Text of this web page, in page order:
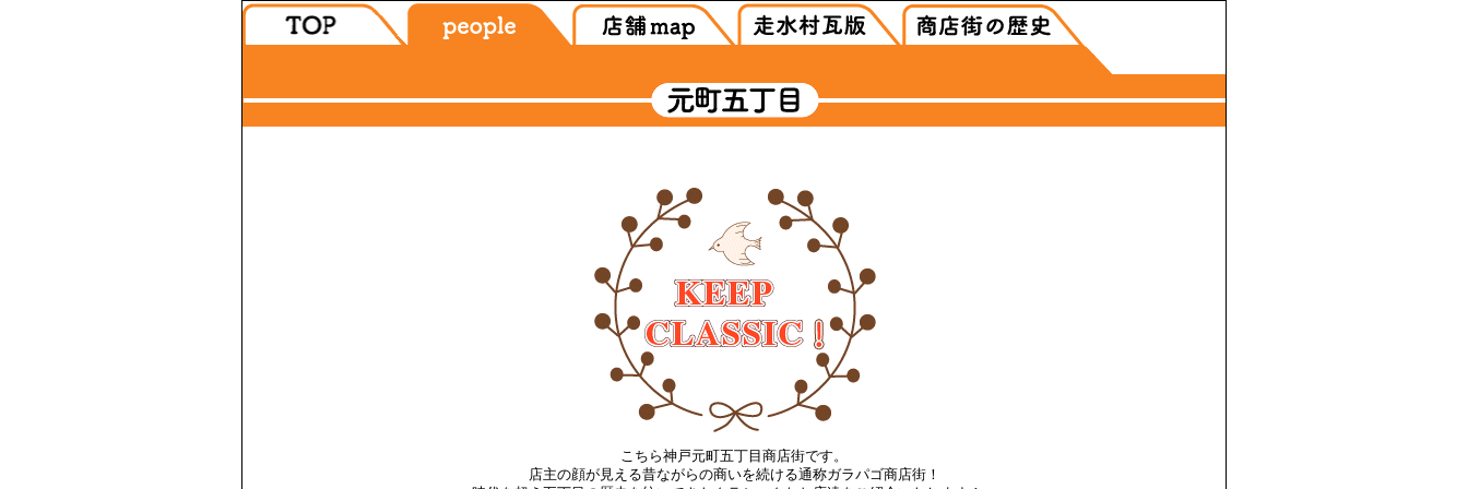
こちら神戸元町五丁目商店街です。
店主の顔が見える昔ながらの商いを続ける通称ガラパゴ商店街！